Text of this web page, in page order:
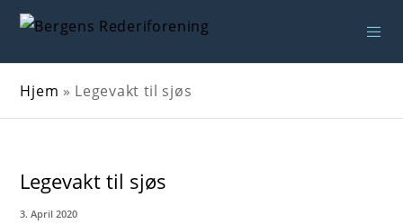
Hjem » Legevakt til sjøs
Legevakt til sjøs
3. April 2020